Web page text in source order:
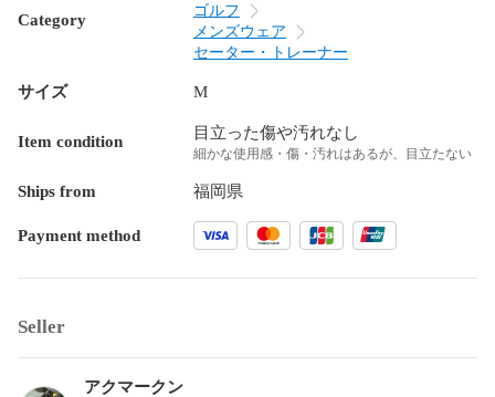
Category
ゴルフ
メンズウェア
セーター・トレーナー
サイズ M
Item condition 目立った傷や汚れなし
細かな使用感・傷・汚れはあるが、目立たない
Ships from 福岡県
Payment method
Seller
アクマークン